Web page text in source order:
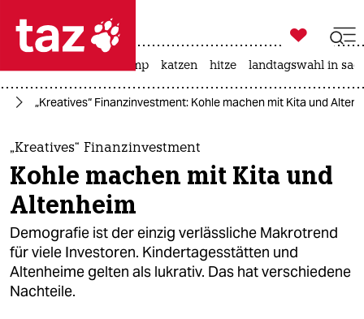
 taz zahl ich
taz zahl ich
themen
politik
öko
gesellschaft
kultur

taz zahl ich
usa unter trump katzen hitze landtagswahl in
„Kreatives“ Finanzinvestment: Kohle machen mit Kita und
„Kreatives“ Finanzinvestment
Kohle machen mit Kita und
Altenheim
Demografie ist der einzig verlässliche Makrotrend
für viele Investoren. Kindertagesstätten und
Altenheime gelten als lukrativ. Das hat verschiedene
Nachteile.